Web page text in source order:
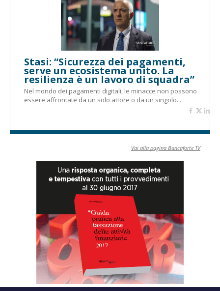
Stasi: “Sicurezza dei pagamenti,
serve un ecosistema unito. La
resilienza è un lavoro di squadra”
Nel mondo dei pagamenti digitali, le minacce non possono
essere affrontate da un solo attore o da un singolo...
Vai alla pagina Bancaforte TV